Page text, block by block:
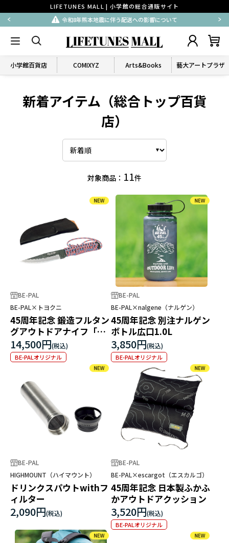
LIFETUNES MALL | 小学館の総合通販サイト
令和8年熊本地震に伴う配送への影響について
小学館百貨店 COMIXYZ Arts&Books 藝大アートプラザ
新着アイテム（総合トップ百貨
店）
対象商品： 11件
BE-PAL
BE-PAL×トヨクニ
45周年記念 鍛造フルタン
グアウトドアナイフ「独
遊」
14,500円
BE-PALオリジナル
BE-PAL
BE-PAL×nalgene（ナルゲン）
45周年記念 別注ナルゲン
ボトル広口1.0L
3,850円
BE-PALオリジナル
BE-PAL
HIGHMOUNT（ハイマウント）
ドリンクスパウトwithフ
ィルター
2,090円
BE-PAL
BE-PAL×escargot（エスカルゴ）
45周年記念 日本製ふかふ
かアウトドアクッション
3,520円
BE-PALオリジナル